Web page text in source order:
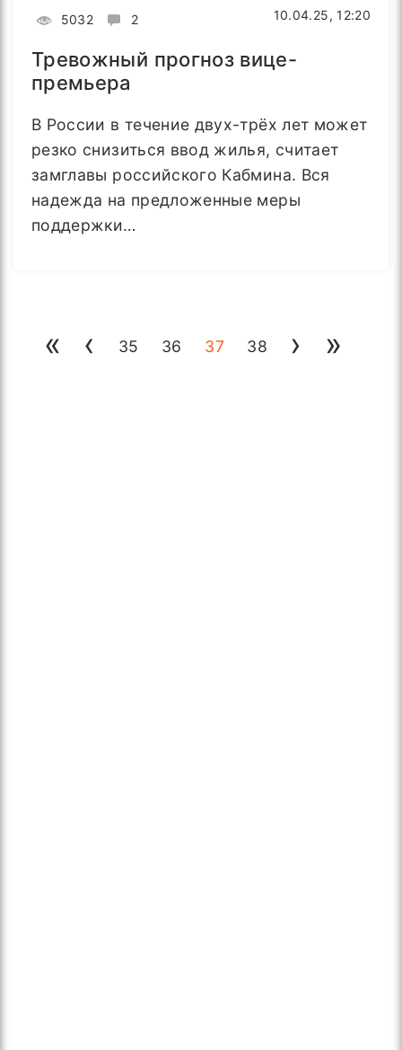
5032 2 10.04.25, 12:20
Тревожный прогноз вице-
премьера
В России в течение двух-трёх лет может
резко снизиться ввод жилья, считает
замглавы российского Кабмина. Вся
надежда на предложенные меры
поддержки…
« ‹ 35 36 37 38 › »